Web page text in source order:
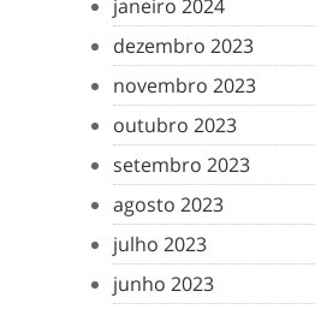
janeiro 2024
dezembro 2023
novembro 2023
outubro 2023
setembro 2023
agosto 2023
julho 2023
junho 2023